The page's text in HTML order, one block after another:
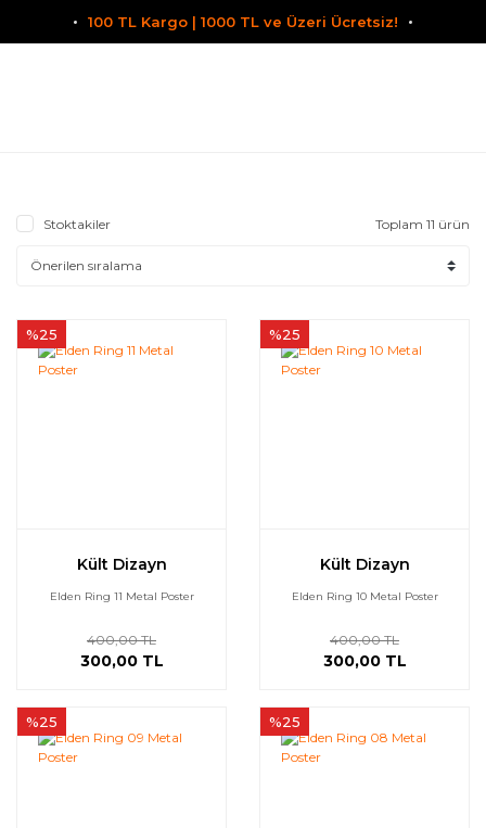
100 TL Kargo | 1000 TL ve Üzeri Ücretsiz!
Stoktakiler Toplam 11 ürün
%25
Kült Dizayn
Elden Ring 11 Metal Poster
400,00 TL
300,00 TL
%25
Kült Dizayn
Elden Ring 10 Metal Poster
400,00 TL
300,00 TL
%25 %25